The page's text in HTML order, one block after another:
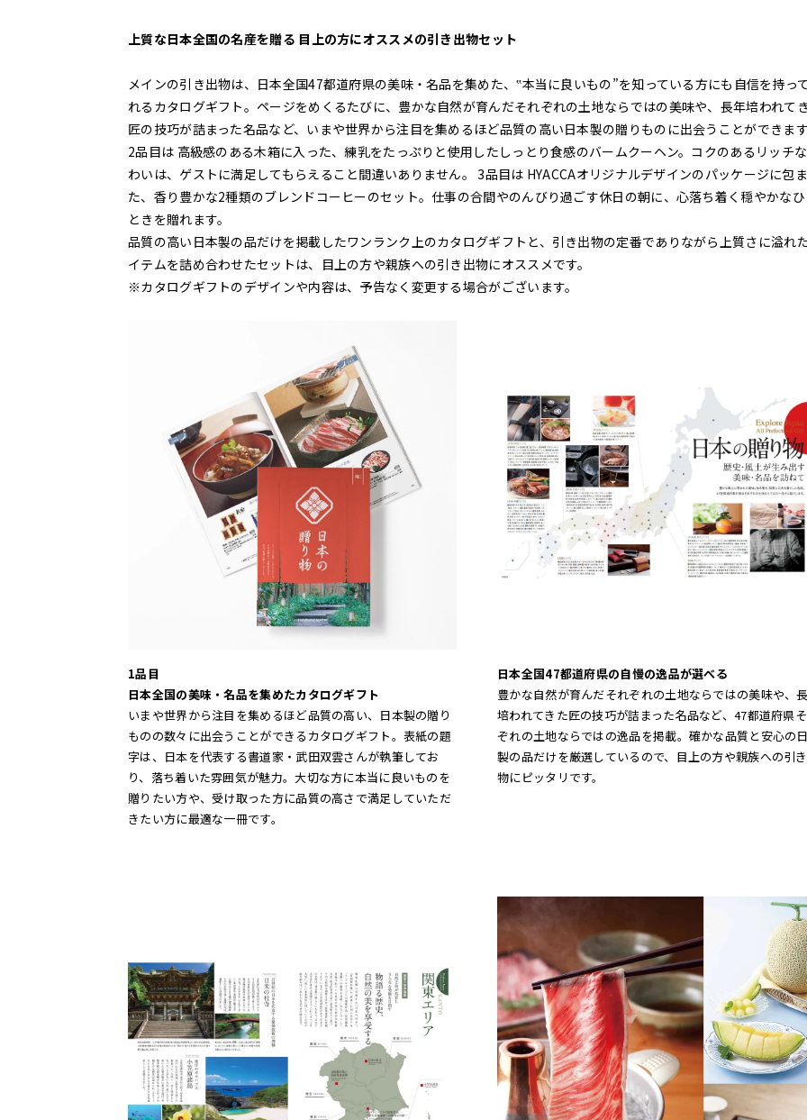
上質な日本全国の名産を贈る 目上の方にオススメの引き出物セット
メインの引き出物は、日本全国47都道府県の美味・名品を集めた、‟本当に良いもの”を知っている方にも自信を持っ
れるカタログギフト。ページをめくるたびに、豊かな自然が育んだそれぞれの土地ならではの美味や、長年培われて
匠の技巧が詰まった名品など、いまや世界から注目を集めるほど品質の高い日本製の贈りものに出会うことができま
2品目は 高級感のある木箱に入った、練乳をたっぷりと使用したしっとり食感のバームクーヘン。コクのあるリッチ
わいは、ゲストに満足してもらえること間違いありません。 3品目は HYACCAオリジナルデザインのパッケージに包
た、香り豊かな2種類のブレンドコーヒーのセット。仕事の合間やのんびり過ごす休日の朝に、心落ち着く穏やかな
ときを贈れます。
品質の高い日本製の品だけを掲載したワンランク上のカタログギフトと、引き出物の定番でありながら上質さに溢れ
イテムを詰め合わせたセットは、目上の方や親族への引き出物にオススメです。
※カタログギフトのデザインや内容は、予告なく変更する場合がございます。
1品目
日本全国の美味・名品を集めたカタログギフト
いまや世界から注目を集めるほど品質の高い、日本製の贈り
ものの数々に出会うことができるカタログギフト。表紙の題
字は、日本を代表する書道家・武田双雲さんが執筆してお
り、落ち着いた雰囲気が魅力。大切な方に本当に良いものを
贈りたい方や、受け取った方に品質の高さで満足していただ
きたい方に最適な一冊です。
日本全国47都道府県の自慢の逸品が選べる
豊かな自然が育んだそれぞれの土地ならではの美味や、
培われてきた匠の技巧が詰まった名品など、47都道府県
ぞれの土地ならではの逸品を掲載。確かな品質と安心の
製の品だけを厳選しているので、目上の方や親族への引
物にピッタリです。